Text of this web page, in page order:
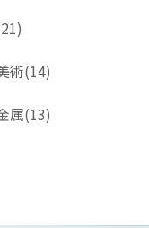
術(14)
属(13)